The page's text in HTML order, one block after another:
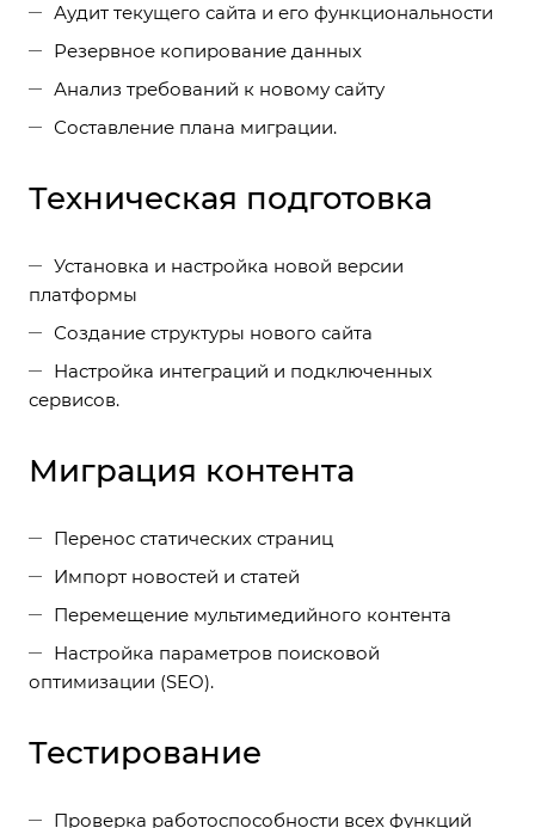
Аудит текущего сайта и его функциональности
Резервное копирование данных
Анализ требований к новому сайту
Составление плана миграции.
Техническая подготовка
Установка и настройка новой версии
платформы
Создание структуры нового сайта
Настройка интеграций и подключенных
сервисов.
Миграция контента
Перенос статических страниц
Импорт новостей и статей
Перемещение мультимедийного контента
Настройка параметров поисковой
оптимизации (SEO).
Тестирование
Проверка работоспособности всех функций